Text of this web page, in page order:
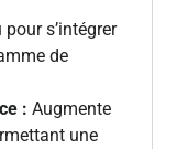
pour s’intégrer
de
: Augmente
une